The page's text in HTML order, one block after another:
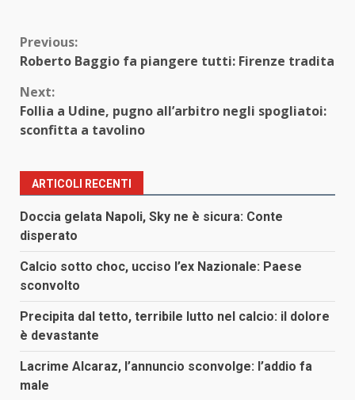
Continue
Reading
Previous:
Roberto Baggio fa piangere tutti: Firenze tradita
Next:
Follia a Udine, pugno all’arbitro negli spogliatoi:
sconfitta a tavolino
ARTICOLI RECENTI
Doccia gelata Napoli, Sky ne è sicura: Conte
disperato
Calcio sotto choc, ucciso l’ex Nazionale: Paese
sconvolto
Precipita dal tetto, terribile lutto nel calcio: il dolore
è devastante
Lacrime Alcaraz, l’annuncio sconvolge: l’addio fa
male